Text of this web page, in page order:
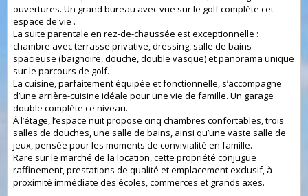
ouvertures. Un grand bureau avec vue sur le golf complète cet
espace de vie .
La suite parentale en rez-de-chaussée est exceptionnelle :
chambre avec terrasse privative, dressing, salle de bains
spacieuse (baignoire, douche, double vasque) et panorama unique
sur le parcours de golf.
La cuisine, parfaitement équipée et fonctionnelle, s’accompagne
d’une arrière-cuisine idéale pour une vie de famille. Un garage
double complète ce niveau.
À l’étage, l’espace nuit propose cinq chambres confortables, trois
salles de douches, une salle de bains, ainsi qu’une vaste salle de
jeux, pensée pour les moments de convivialité en famille.
Rare sur le marché de la location, cette propriété conjugue
raffinement, prestations de qualité et emplacement exclusif, à
proximité immédiate des écoles, commerces et grands axes.